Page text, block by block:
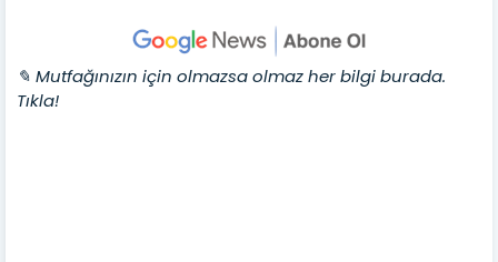
✎ Mutfağınızın için olmazsa olmaz her bilgi burada.
Tıkla!